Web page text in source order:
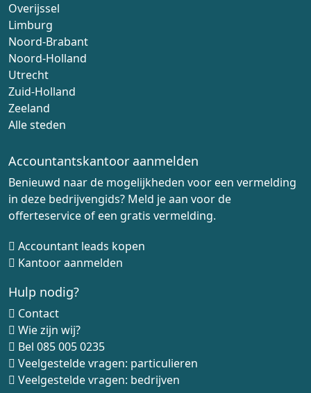
Overijssel
Limburg
Noord-Brabant
Noord-Holland
Utrecht
Zuid-Holland
Zeeland
Alle steden
Accountantskantoor aanmelden
Benieuwd naar de mogelijkheden voor een vermelding
in deze bedrijvengids? Meld je aan voor de
offerteservice of een gratis vermelding.
Accountant leads kopen
Kantoor aanmelden
Hulp nodig?
Contact
Wie zijn wij?
Bel 085 005 0235
Veelgestelde vragen: particulieren
Veelgestelde vragen: bedrijven